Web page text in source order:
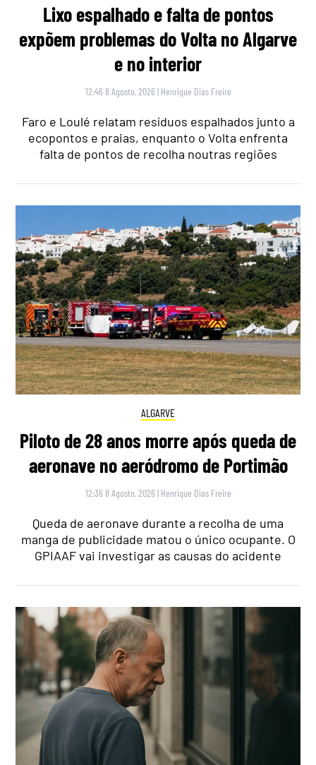
Lixo espalhado e falta de pontos
expõem problemas do Volta no Algarve
e no interior
12:46 8 Agosto, 2026 | Henrique Dias Freire
Faro e Loulé relatam resíduos espalhados junto a
ecopontos e praias, enquanto o Volta enfrenta
falta de pontos de recolha noutras regiões
ALGARVE
Piloto de 28 anos morre após queda de
aeronave no aeródromo de Portimão
12:36 8 Agosto, 2026 | Henrique Dias Freire
Queda de aeronave durante a recolha de uma
manga de publicidade matou o único ocupante. O
GPIAAF vai investigar as causas do acidente